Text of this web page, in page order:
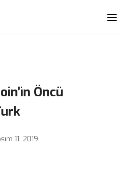
Öncü
11, 2019